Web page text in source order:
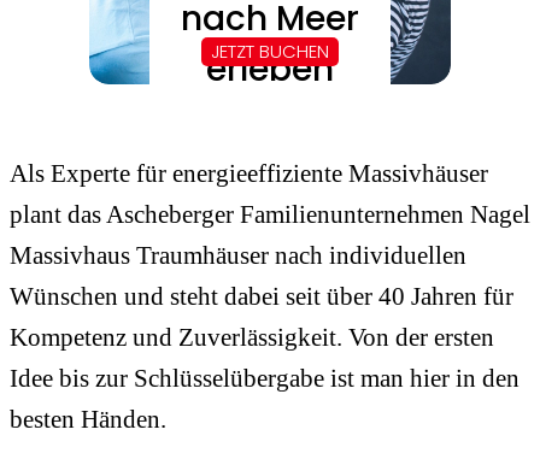
Als Experte für energieeffiziente Massivhäuser
plant das Ascheberger Familienunternehmen Nagel
Massivhaus Traumhäuser nach individuellen
Wünschen und steht dabei seit über 40 Jahren für
Kompetenz und Zuverlässigkeit. Von der ersten
Idee bis zur Schlüsselübergabe ist man hier in den
besten Händen.